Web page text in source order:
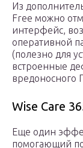
Из
Free можно
интерфейс,
оперативной
(полезно для
встроенные
вредоносного
Wise Care
Еще один
помогающий